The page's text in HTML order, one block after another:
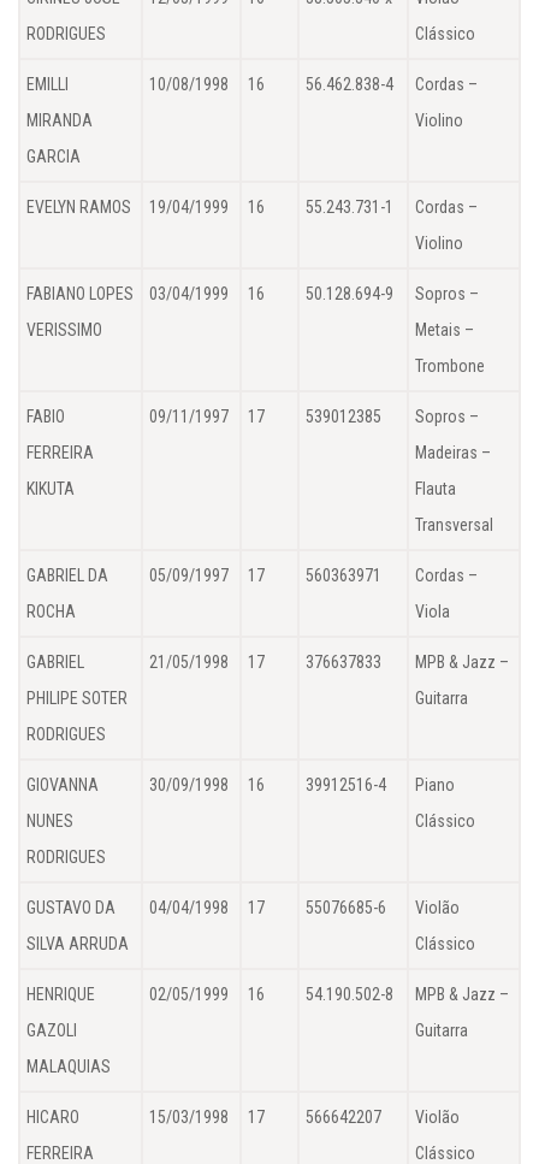
RODRIGUES
Clássico
EMILLI
MIRANDA
GARCIA
10/08/1998 16 56.462.838-4
Cordas –
Violino
EVELYN RAMOS 19/04/1999 16 55.243.731-1
Cordas –
Violino
FABIANO LOPES
VERISSIMO
03/04/1999 16 50.128.694-9
Sopros –
Metais –
Trombone
FABIO
FERREIRA
KIKUTA
09/11/1997 17 539012385
Sopros –
Madeiras –
Flauta
Transversal
GABRIEL DA
ROCHA
05/09/1997 17 560363971
Cordas –
Viola
GABRIEL
PHILIPE SOTER
RODRIGUES
21/05/1998 17 376637833
MPB & Jazz –
Guitarra
GIOVANNA
NUNES
RODRIGUES
30/09/1998 16 39912516-4
Piano
Clássico
GUSTAVO DA
SILVA ARRUDA
04/04/1998 17 55076685-6
Violão
Clássico
HENRIQUE
GAZOLI
MALAQUIAS
02/05/1999 16 54.190.502-8
MPB & Jazz –
Guitarra
HICARO
FERREIRA
15/03/1998 17 566642207
Violão
Clássico